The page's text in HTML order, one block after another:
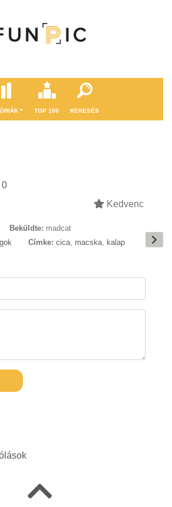
TOP 100 KERESÉS
0
Kedvenc
Beküldte: madcat
Címke: cica, macska, kalap